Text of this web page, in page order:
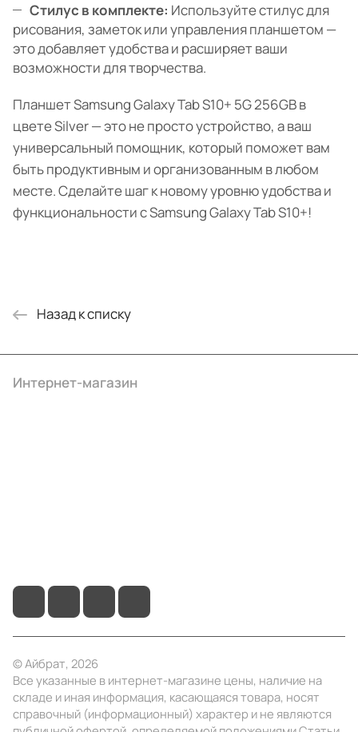
Стилус в комплекте: Используйте стилус для
рисования, заметок или управления планшетом —
это добавляет удобства и расширяет ваши
возможности для творчества.
Планшет Samsung Galaxy Tab S10+ 5G 256GB в
цвете Silver — это не просто устройство, а ваш
универсальный помощник, который поможет вам
быть продуктивным и организованным в любом
месте. Сделайте шаг к новому уровню удобства и
функциональности с Samsung Galaxy Tab S10+!
Назад к списку
Интернет-магазин
© Айбрат, 2026
Все указанные в интернет-магазине цены, наличие на
складе и иная информация, касающаяся товара, носят
справочный (информационный) характер и не являются